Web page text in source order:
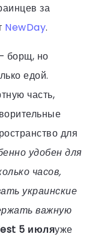
за
NewDay.
борщ, но
едой.
часть,
для
удобен для
часов,
украинские
важную
5 июляуже